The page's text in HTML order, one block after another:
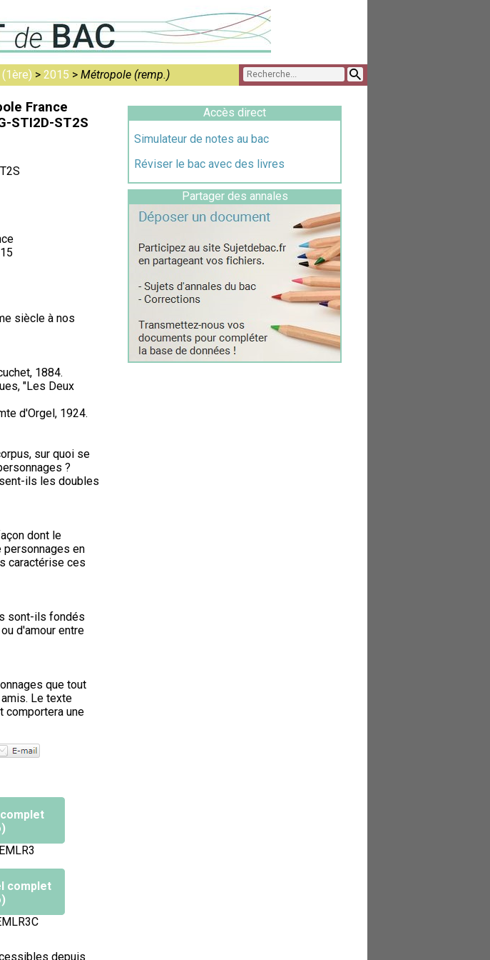
> 2015 > Métropole (remp.)
France
STI2D-ST2S
siècle à nos
1884.
"Les Deux
d'Orgel, 1924.
sur quoi se
?
ils les doubles
dont le
personnages en
caractérise ces
sont-ils fondés
d'amour entre
que tout
Le texte
comportera une
complet
depuis
Accès direct
Simulateur de notes au bac
Réviser le bac avec des livres
Partager des annales